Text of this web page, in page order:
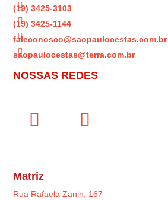

(19) 3425-3103

(19) 3425-1144

faleconosco@saopaulocestas.com.br

saopaulocestas@terra.com.br
NOSSAS REDES
Matriz
Rua Rafaela Zanin, 167